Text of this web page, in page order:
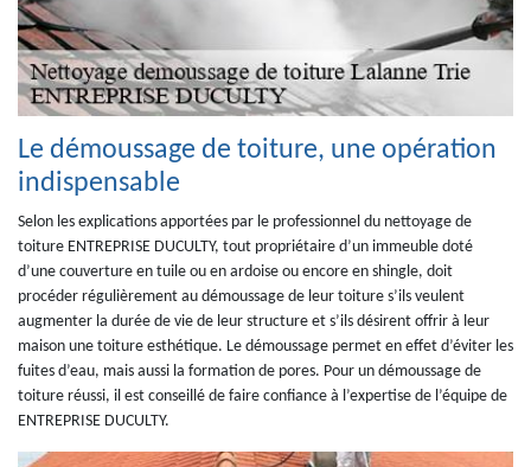
Le démoussage de toiture, une opération
indispensable
Selon les explications apportées par le professionnel du nettoyage de
toiture ENTREPRISE DUCULTY, tout propriétaire d’un immeuble doté
d’une couverture en tuile ou en ardoise ou encore en shingle, doit
procéder régulièrement au démoussage de leur toiture s’ils veulent
augmenter la durée de vie de leur structure et s’ils désirent offrir à leur
maison une toiture esthétique. Le démoussage permet en effet d’éviter les
fuites d’eau, mais aussi la formation de pores. Pour un démoussage de
toiture réussi, il est conseillé de faire confiance à l’expertise de l’équipe de
ENTREPRISE DUCULTY.